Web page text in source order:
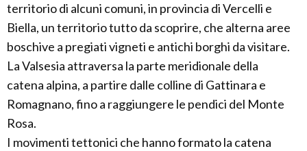
territorio di alcuni comuni, in provincia di Vercelli e
Biella, un territorio tutto da scoprire, che alterna aree
boschive a pregiati vigneti e antichi borghi da visitare.
La Valsesia attraversa la parte meridionale della
catena alpina, a partire dalle colline di Gattinara e
Romagnano, fino a raggiungere le pendici del Monte
Rosa.
I movimenti tettonici che hanno formato la catena